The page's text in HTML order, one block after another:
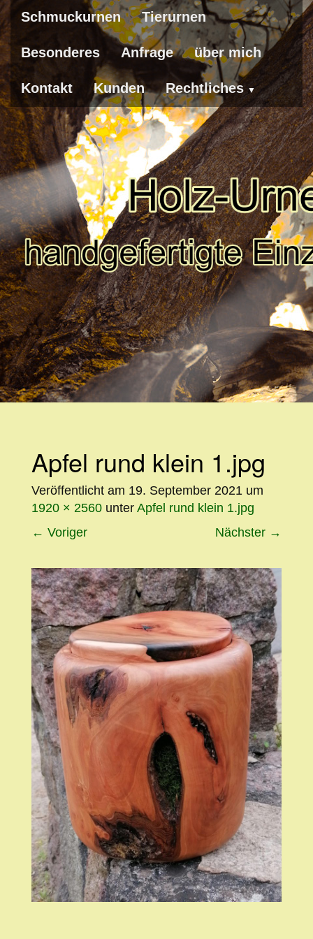
Schmuckurnen Tierurnen
Besonderes Anfrage über mich
Kontakt Kunden Rechtliches
WEITER
ZUM
Apfel rund klein 1.jpg
Veröffentlicht am 19. September 2021 um
1920 × 2560 unter Apfel rund klein 1.jpg
← Voriger Nächster →